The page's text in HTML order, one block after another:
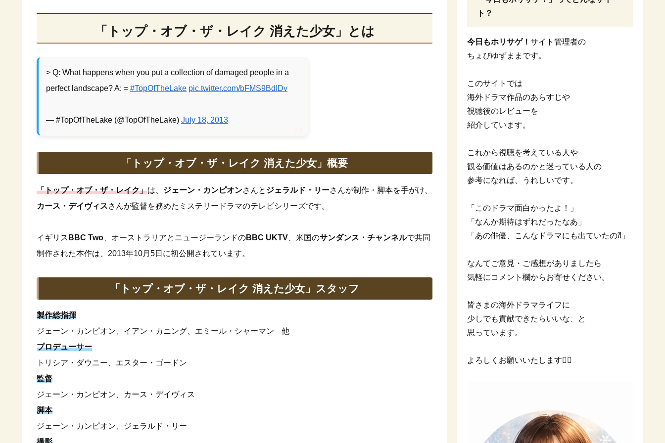
「トップ・オブ・ザ・レイク 消えた少女」とは
> Q: What happens when you put a collection of damaged people in a
perfect landscape? A: = #TopOfTheLake pic.twitter.com/bFMS9BdIDv
— #TopOfTheLake (@TopOfTheLake) July 18, 2013
「トップ・オブ・ザ・レイク 消えた少女」概要
「トップ・オブ・ザ・レイク」は、 ジェーン・カンピオンさんと ジェラルド・リーさんが制作・脚本を手がけ、
カース・デイヴィスさんが監督を務めたミステリードラマのテレビシリーズです。
イギリス BBC Two 、オーストラリアとニュージーランドのBBC UKTV 、米国のサンダンス・チャンネルで共同
制作された本作は、2013年10月5日に初公開されています。
「トップ・オブ・ザ・レイク 消えた少女」スタッフ
製作総指揮
ジェーン・カンピオン、イアン・カニング、エミール・シャーマン 他
プロデューサー
トリシア・ダウニー、エスター・ゴードン
監督
ジェーン・カンピオン、カース・デイヴィス
脚本
ジェーン・カンピオン、ジェラルド・リー
ト？
今日もホリサゲ！ サイト管理者の
ちょびゆずままです。
このサイトでは
海外ドラマ作品のあらすじや
視聴後のレビューを
紹介しています。
これから視聴を考えている人や
観る価値はあるのかと迷っている人の
参考になれば、うれしいです。
「このドラマ面白かったよ！」
「なんか期待はずれだったなあ」
「あの俳優、こんなドラマにも出ていたの⁈」
なんてご意見・ご感想がありましたら
気軽にコメント欄からお寄せください。
皆さまの海外ドラマライフに
少しでも貢献できたらいいな、と
思っています。
よろしくお願いいたします🙇‍♀️